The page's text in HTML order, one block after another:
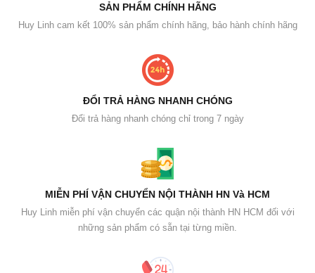
SẢN PHẨM CHÍNH HÃNG
Huy Linh cam kết 100% sản phẩm chính hãng, bảo hành chính hãng
ĐỔI TRẢ HÀNG NHANH CHÓNG
Đổi trả hàng nhanh chóng chỉ trong 7 ngày
MIỄN PHÍ VẬN CHUYỂN NỘI THÀNH HN Và HCM
Huy Linh miễn phí vận chuyển các quận nội thành HN HCM đối với
những sản phẩm có sẵn tại từng miền.